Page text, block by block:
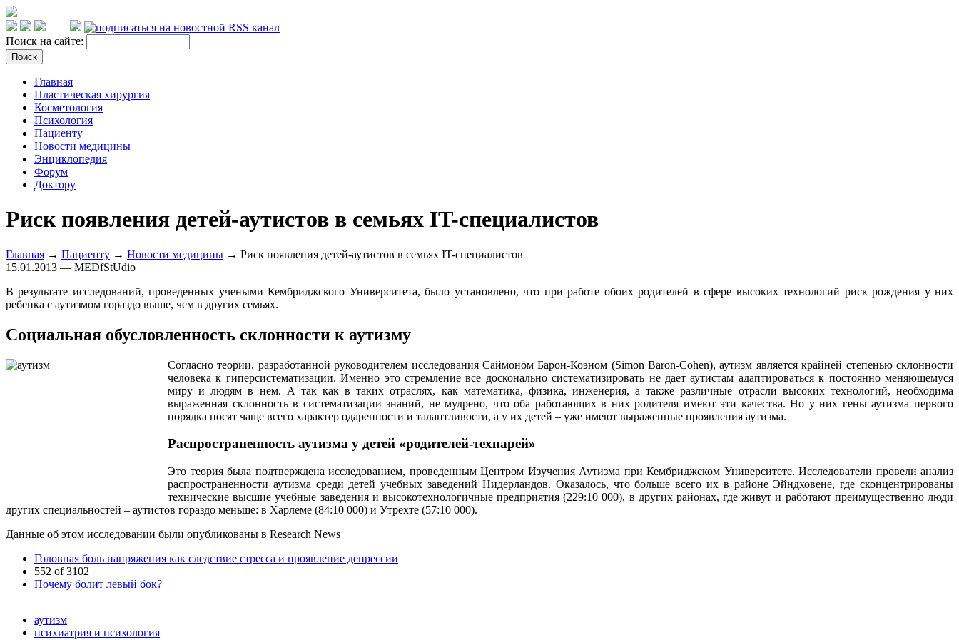
Поиск на сайте:
Главная
Пластическая хирургия
Косметология
Психология
Пациенту
Новости медицины
Энциклопедия
Форум
Доктору
Риск появления детей-аутистов в семьях IT-специалистов
Главная → Пациенту → Новости медицины → Риск появления детей-аутистов в семьях IT-специалистов
15.01.2013 — MEDfStUdio
В результате исследований, проведенных учеными Кембриджского Университета, было установлено, что при работе обоих родителей в сфере высоких технологий риск рождения у них
ребенка с аутизмом гораздо выше, чем в других семьях.
Социальная обусловленность склонности к аутизму
Согласно теории, разработанной руководителем исследования Саймоном Барон-Коэном (Simon Baron-Cohen), аутизм является крайней степенью склонности
человека к гиперсистематизации. Именно это стремление все досконально систематизировать не дает аутистам адаптироваться к постоянно меняющемуся
миру и людям в нем. А так как в таких отраслях, как математика, физика, инженерия, а также различные отрасли высоких технологий, необходима
выраженная склонность в систематизации знаний, не мудрено, что оба работающих в них родителя имеют эти качества. Но у них гены аутизма первого
порядка носят чаще всего характер одаренности и талантливости, а у их детей – уже имеют выраженные проявления аутизма.
Распространенность аутизма у детей «родителей-технарей»
Это теория была подтверждена исследованием, проведенным Центром Изучения Аутизма при Кембриджском Университете. Исследователи провели анализ
распространенности аутизма среди детей учебных заведений Нидерландов. Оказалось, что больше всего их в районе Эйндховене, где сконцентрированы
технические высшие учебные заведения и высокотехнологичные предприятия (229:10 000), в других районах, где живут и работают преимущественно люди
других специальностей – аутистов гораздо меньше: в Харлеме (84:10 000) и Утрехте (57:10 000).
Данные об этом исследовании были опубликованы в Research News
Головная боль напряжения как следствие стресса и проявление депрессии
552 of 3102
Почему болит левый бок?
аутизм
психиатрия и психология